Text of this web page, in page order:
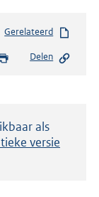
Gerelateerd
Delen
als
versie